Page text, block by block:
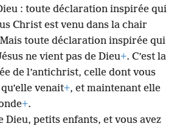
: toute déclaration inspirée qui
Christ est venu dans la chair
Mais toute déclaration inspirée qui
ne vient pas de Dieu+. C’est la
de l’antichrist, celle dont vous
venait+, et maintenant elle
+.
Dieu, petits enfants, et vous avez